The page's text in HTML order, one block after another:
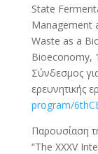
State
Management
Waste as a
Bioeconomy,
Σύνδεσμος
ερευνητικής
program/
Παρουσίαση
“The XXXV